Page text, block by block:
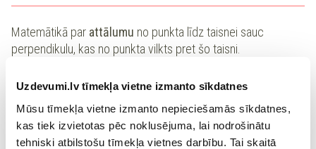
Uzdevumi.lv tīmekļa vietne izmanto sīkdatnes
Mūsu tīmekļa vietne izmanto nepieciešamās sīkdatnes,
kas tiek izvietotas pēc noklusējuma, lai nodrošinātu
tehniski atbilstošu tīmekļa vietnes darbību. Tai skaitā
Matemātikā par attālumu no punkta līdz taisnei sauc
perpendikulu, kas no punkta vilkts pret šo taisni.
Piemērs: